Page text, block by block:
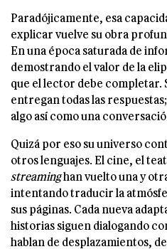
Paradójicamente, esa
explicar vuelve su obra
En una época saturada de
demostrando el valor de la
que el lector debe completar.
entregan todas las
algo así como una
Quizá por eso su universo
otros lenguajes. El cine, el
streaminghan vuelto una y
intentando traducir la
sus páginas. Cada nueva
historias siguen dialogando
hablan de desplazamientos,